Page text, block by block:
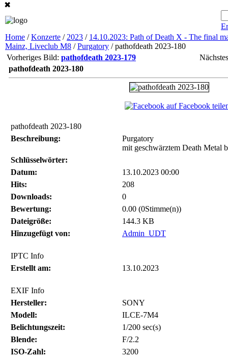
✖
Home /Konzerte / 2023 / 14.10.2023: Path of Death X - The final
Mainz, Liveclub M8 /Purgatory / pathofdeath 2023-180
Vorheriges Bild: pathofdeath 2023-179
pathofdeath 2023-180
auf Facebook
pathofdeath 2023-180
Beschreibung:
Purgatory
mit geschwärztem Death Metal
Schlüsselwörter:
Datum:
13.10.2023 00:00
Hits:
208
Downloads:
0
Bewertung:
0.00 (0Stimme(n))
Dateigröße:
144.3 KB
Hinzugefügt von:
Admin_UDT
IPTC Info
Erstellt am:
13.10.2023
EXIF Info
Hersteller:
SONY
Modell:
ILCE-7M4
Belichtungszeit:
1/200 sec(s)
Blende:
F/2.2
ISO-Zahl:
3200